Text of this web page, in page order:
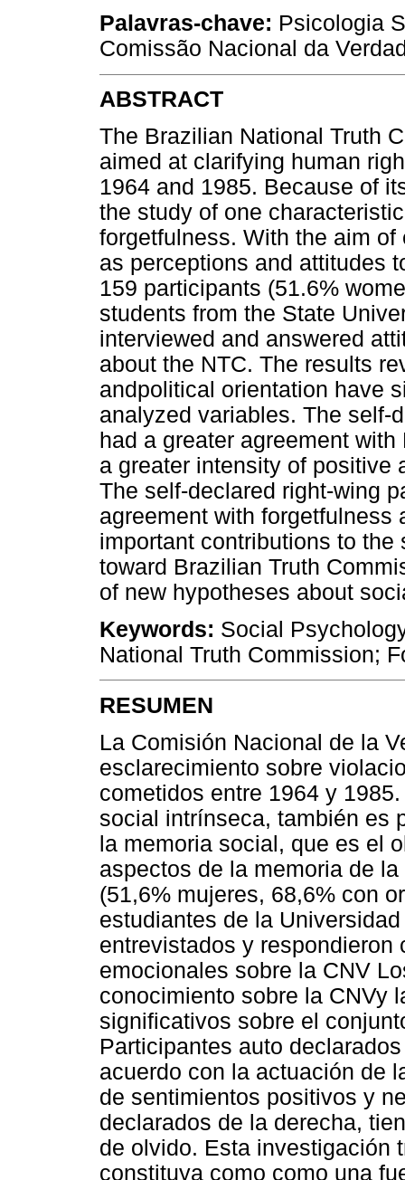
Palavras-chave: Psicologia
Comissão Nacional da
ABSTRACT
The Brazilian National Truth
aimed at clarifying human
1964 and 1985. Because of
the study of one
forgetfulness. With the aim
as perceptions and attitudes
159 participants (51.6%
students from the State
interviewed and answered
about the NTC. The results
andpolitical orientation have
analyzed variables. The self-
had a greater agreement
a greater intensity of positive
The self-declared right-wing
agreement with forgetfulness
important contributions to
toward Brazilian Truth
of new hypotheses about
Keywords: Social
National Truth Commission;
RESUMEN
La Comisión Nacional de la
esclarecimiento sobre
cometidos entre 1964 y
social intrínseca, también es
la memoria social, que es el
aspectos de la memoria de
(51,6% mujeres, 68,6% con
estudiantes de la
entrevistados y
emocionales sobre la CNV
conocimiento sobre la CNVy
significativos sobre el
Participantes auto
acuerdo con la actuación de
de sentimientos positivos y
declarados de la derecha,
de olvido. Esta investigación
constituya como como una